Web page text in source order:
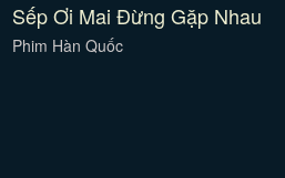
Sếp Ơi Mai Đừng Gặp Nhau
Phim Hàn Quốc